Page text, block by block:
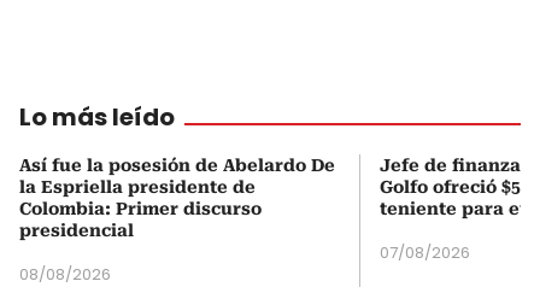
Lo más leído
Así fue la posesión de Abelardo De
la Espriella presidente de
Colombia: Primer discurso
presidencial
08/08/2026
Jefe de finanzas
Golfo ofreció
teniente para
07/08/2026